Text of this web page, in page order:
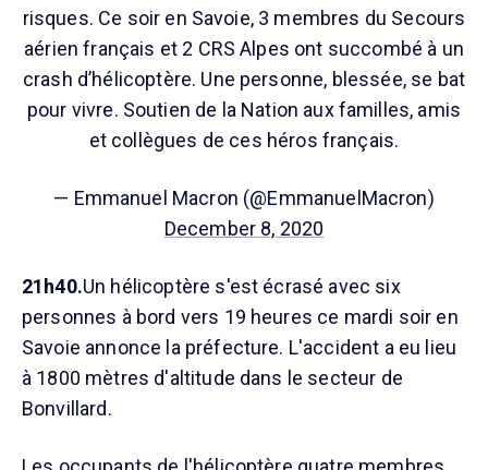
risques. Ce soir en Savoie, 3 membres du Secours
aérien français et 2 CRS Alpes ont succombé à un
crash d’hélicoptère. Une personne, blessée, se bat
pour vivre. Soutien de la Nation aux familles, amis
et collègues de ces héros français.
— Emmanuel Macron (@EmmanuelMacron)
December 8, 2020
21h40.Un hélicoptère s'est écrasé avec six
personnes à bord vers 19 heures ce mardi soir en
Savoie annonce la préfecture. L'accident a eu lieu
à 1800 mètres d'altitude dans le secteur de
Bonvillard.